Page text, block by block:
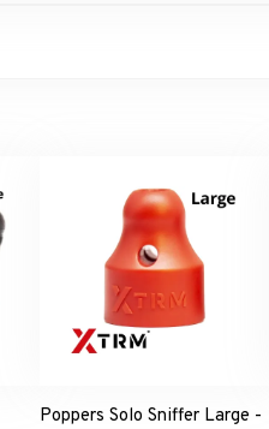
Poppers Solo Sniffer Large -